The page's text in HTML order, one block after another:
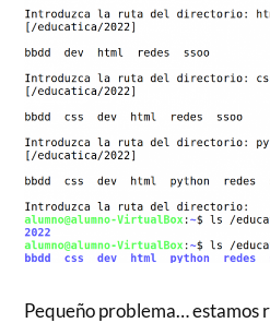
Pequeño problema… estamos